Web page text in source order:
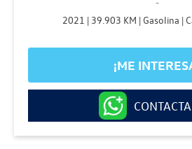
-
2021 | 39.903 KM | Gasolina |
¡ME